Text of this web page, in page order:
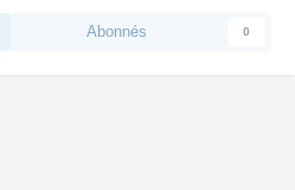
Abonnés 0